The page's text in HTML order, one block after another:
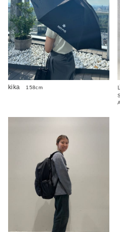
kika 158cm